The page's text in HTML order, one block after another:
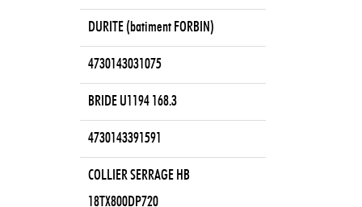
DURITE (batiment FORBIN)
4730143031075
BRIDE U1194 168.3
4730143391591
COLLIER SERRAGE HB
18TX800DP720